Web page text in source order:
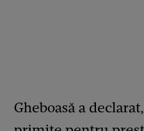
Gheboasă a